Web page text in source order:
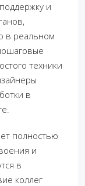
и
в реальном
техники
в
полностью
и
в
коллег